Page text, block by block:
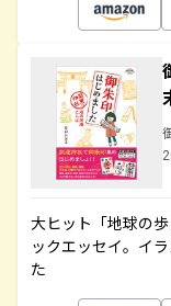
大ヒット「地球の
ックエッセイ。イ
た